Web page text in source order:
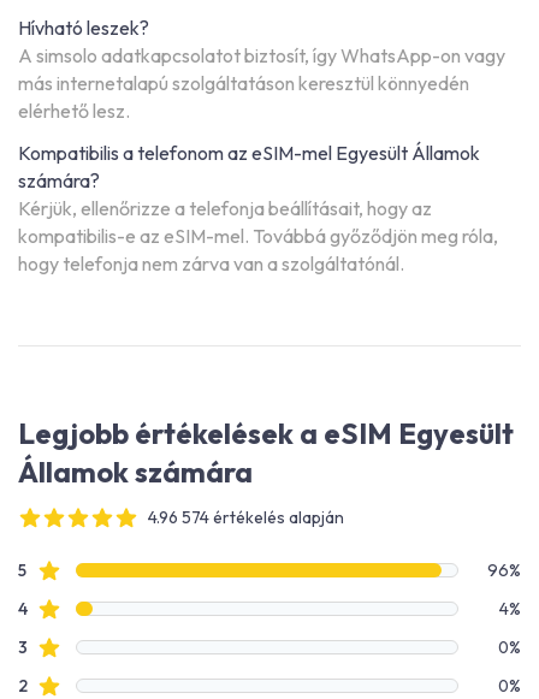
Hívható leszek?
A simsolo adatkapcsolatot biztosít, így WhatsApp-on vagy
más internetalapú szolgáltatáson keresztül könnyedén
elérhető lesz.
Kompatibilis a telefonom az eSIM-mel Egyesült Államok
számára?
Kérjük, ellenőrizze a telefonja beállításait, hogy az
kompatibilis-e az eSIM-mel. Továbbá győződjön meg róla,
hogy telefonja nem zárva van a szolgáltatónál.
Legjobb értékelések a eSIM Egyesült
Államok számára
4.96 574 értékelés alapján
Értékelési adatok
5Csillagos értékelések
96%
4Csillagos értékelések
4%
3 Csillagos értékelések
0%
2Csillagos értékelések
0%